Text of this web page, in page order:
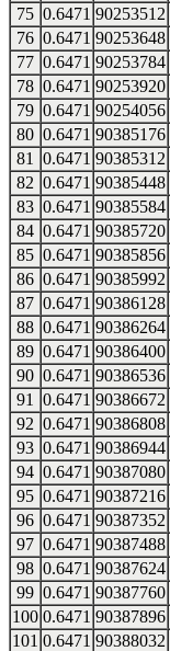
75 0.6471 90253512
76 0.6471 90253648
77 0.6471 90253784
78 0.6471 90253920
79 0.6471 90254056
80 0.6471 90385176
81
0.6471 90385312
82 0.6471 90385448
83 0.6471 90385584
84 0.6471 90385720
85 0.6471 90385856
86 0.6471 90385992
87 0.6471 90386128
88 0.6471 90386264
89 0.6471 90386400
90 0.6471 90386536
91
0.6471 90386672
92 0.6471 90386808
93 0.6471 90386944
94 0.6471 90387080
95 0.6471 90387216
96 0.6471 90387352
97 0.6471 90387488
98 0.6471 90387624
99 0.6471 90387760
100 0.6471 90387896
101 0.6471 90388032